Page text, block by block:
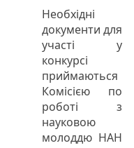
Необхідні
документи для
участі у
конкурсі
приймаються
Комісією по
роботі з
науковою
молоддю НАН